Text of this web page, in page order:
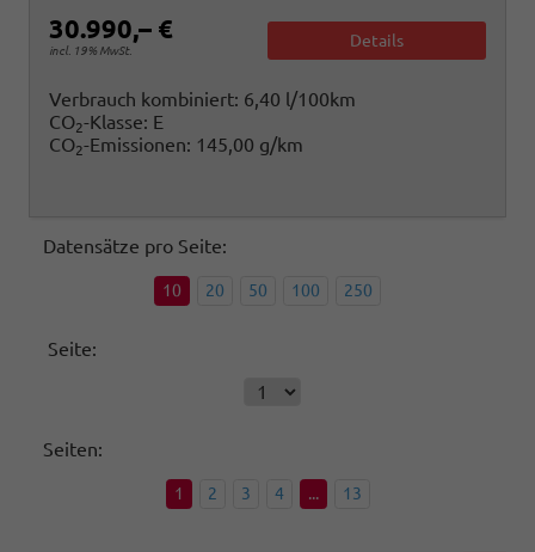
30.990,– €
incl. 19% MwSt.
Details
Verbrauch kombiniert: 6,40 l/100km
CO2-Klasse: E
CO2-Emissionen: 145,00 g/km
Datensätze pro Seite:
10 20 50 100 250
Seite:
Seiten:
1 2 3 4 ... 13